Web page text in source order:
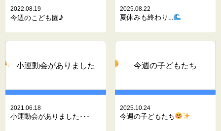
2022.08.19
今週のこども園♪
2025.08.22
夏休みも終わり…
小運動会がありました
2021.06.18
小運動会がありました･･･
今週の子どもたち
2025.10.24
今週の子どもたち